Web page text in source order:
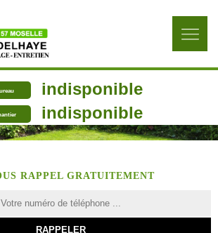
indisponible
indisponible
RAPPEL GRATUITEMENT